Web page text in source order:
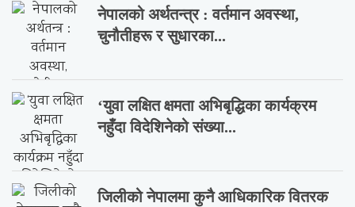
नेपालको अर्थतन्त्र : वर्तमान अवस्था,
चुनौतीहरू र सुधारका...
‘युवा लक्षित क्षमता अभिबृद्धिका कार्यक्रम
नहुँदा विदेशिनेको संख्या...
जिलीको नेपालमा कुनै आधिकारिक वितरक